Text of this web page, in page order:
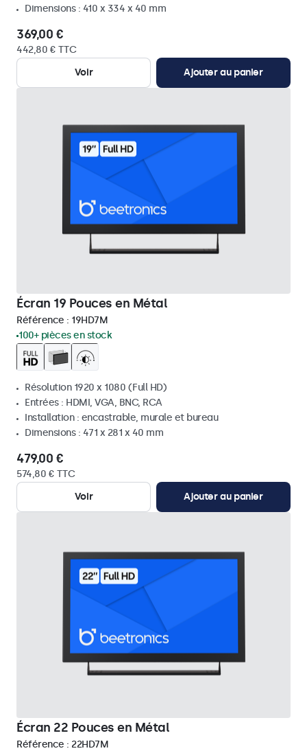
Dimensions : 410 x 334 x 40 mm
369,00 €
442,80 € TTC
Voir
Ajouter au panier
Écran 19 Pouces en Métal
Référence : 19HD7M
100+ pièces en stock
Résolution 1920 x 1080 (Full HD)
Entrées : HDMI, VGA, BNC, RCA
Installation : encastrable, murale et bureau
Dimensions : 471 x 281 x 40 mm
479,00 €
574,80 € TTC
Voir
Ajouter au panier
Écran 22 Pouces en Métal
Référence : 22HD7M